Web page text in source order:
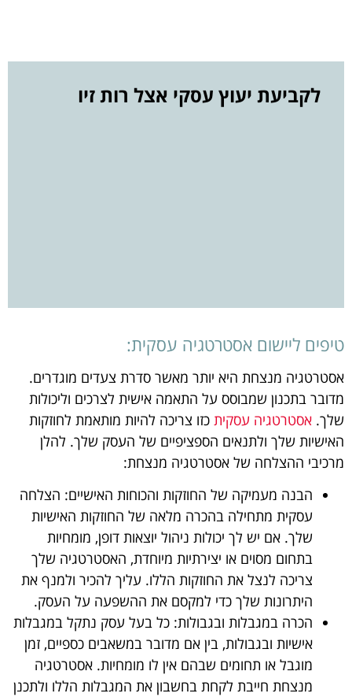
לקביעת יעוץ עסקי אצל רות זיו
טיפים ליישום אסטרטגיה עסקית:
אסטרטגיה מנצחת היא יותר מאשר סדרת צעדים מוגדרים.
מדובר בתכנון שמבוסס על התאמה אישית לצרכים וליכולות
שלך. אסטרטגיה עסקית כזו צריכה להיות מותאמת לחוזקות
האישיות שלך ולתנאים הספציפיים של העסק שלך. להלן
מרכיבי ההצלחה של אסטרטגיה מנצחת:
הבנה מעמיקה של החוזקות והכוחות האישיים: הצלחה
עסקית מתחילה בהכרה מלאה של החוזקות האישיות
שלך. אם יש לך יכולות ניהול יוצאות דופן, מומחיות
בתחום מסוים או יצירתיות מיוחדת, האסטרטגיה שלך
צריכה לנצל את החוזקות הללו. עליך להכיר ולמנף את
היתרונות שלך כדי למקסם את ההשפעה על העסק.
הכרה במגבלות ובגבולות: כל בעל עסק נתקל במגבלות
אישיות ובגבולות, בין אם מדובר במשאבים כספיים, זמן
מוגבל או תחומים שבהם אין לו מומחיות. אסטרטגיה
מנצחת חייבת לקחת בחשבון את המגבלות הללו ולתכנן